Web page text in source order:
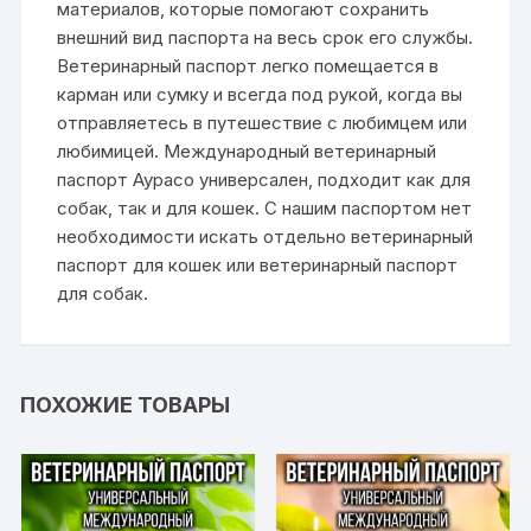
материалов, которые помогают сохранить
внешний вид паспорта на весь срок его службы.
Ветеринарный паспорт легко помещается в
карман или сумку и всегда под рукой, когда вы
отправляетесь в путешествие с любимцем или
любимицей. Международный ветеринарный
паспорт Аурасо универсален, подходит как для
собак, так и для кошек. С нашим паспортом нет
необходимости искать отдельно ветеринарный
паспорт для кошек или ветеринарный паспорт
для собак.
ПОХОЖИЕ ТОВАРЫ